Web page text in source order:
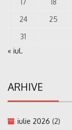
24
25
31
« iul.
ARHIVE
iulie 2026 (2)